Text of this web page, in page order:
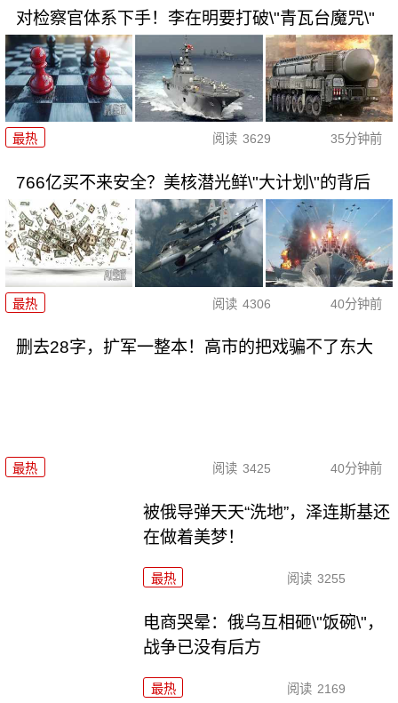
对检察官体系下手！李在明要打破\"青瓦台魔咒\"
最热 阅读 3629 35分钟前
766亿买不来安全？美核潜光鲜\"大计划\"的背后
最热 阅读 4306 40分钟前
删去28字，扩军一整本！高市的把戏骗不了东大
最热 阅读 3425 40分钟前
被俄导弹天天“洗地”，泽连斯基还
在做着美梦！
最热 阅读 3255
电商哭晕：俄乌互相砸\"饭碗\"，
战争已没有后方
最热 阅读 2169